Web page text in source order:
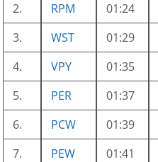
2.
RPM 01:24
3.
WST 01:29
4.
VPY 01:35
5.
PER 01:37
6.
PCW 01:39
7.
PEW 01:41